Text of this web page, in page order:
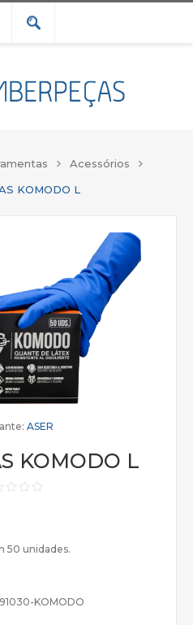
Acessórios
KOMODO L
ASER
KOMODO L
50 unidades.
KOMODO